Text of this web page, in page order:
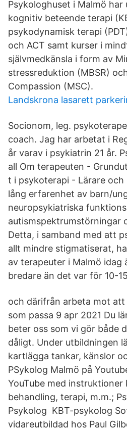
Psykologhuset i Malmö har
kognitiv beteende terapi
psykodynamisk terapi
och ACT samt kurser i
självmedkänsla i form av
stressreduktion (MBSR)
Compassion (MSC).
Landskrona lasarett
Socionom, leg.
coach. Jag har arbetat i
år varav i psykiatrin 21 år.
all Om terapeuten -
t i psykoterapi - Lärare och
lång erfarenhet av barn/
neuropsykiatriska
autismspektrumstörningar
Detta, i samband med att
allt mindre stigmatiserat,
av terapeuter i Malmö idag
bredare än det var för 10-
och därifrån arbeta mot att
som passa 9 apr 2021 Du
beter oss som vi gör både
dåligt. Under utbildningen
kartlägga tankar, känslor
PSykolog Malmö på
YouTube med instruktioner
behandling, terapi, m.m.;
Psykolog KBT-psykolog
vidareutbildad hos Paul